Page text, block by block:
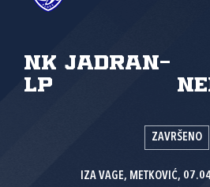
NK Jadran-
LP
ZAVRŠENO
IZA VAGE, METKOVIĆ,